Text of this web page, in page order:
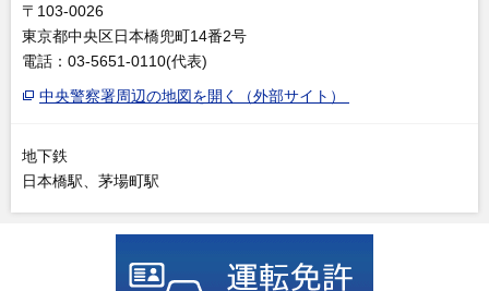
〒103-0026
東京都中央区日本橋兜町14番2号
電話：03-5651-0110(代表)
中央警察署周辺の地図を開く（外部サイト）
地下鉄
日本橋駅、茅場町駅